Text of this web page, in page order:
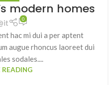
modern homes
0
hac mi dui a per aptent
augue rhoncus laoreet dui
sodales....
READING